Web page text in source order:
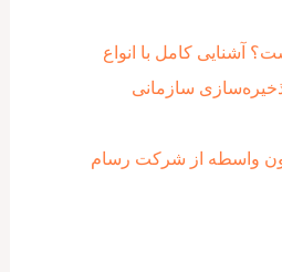
آشنایی کامل با انواع
سازمانی